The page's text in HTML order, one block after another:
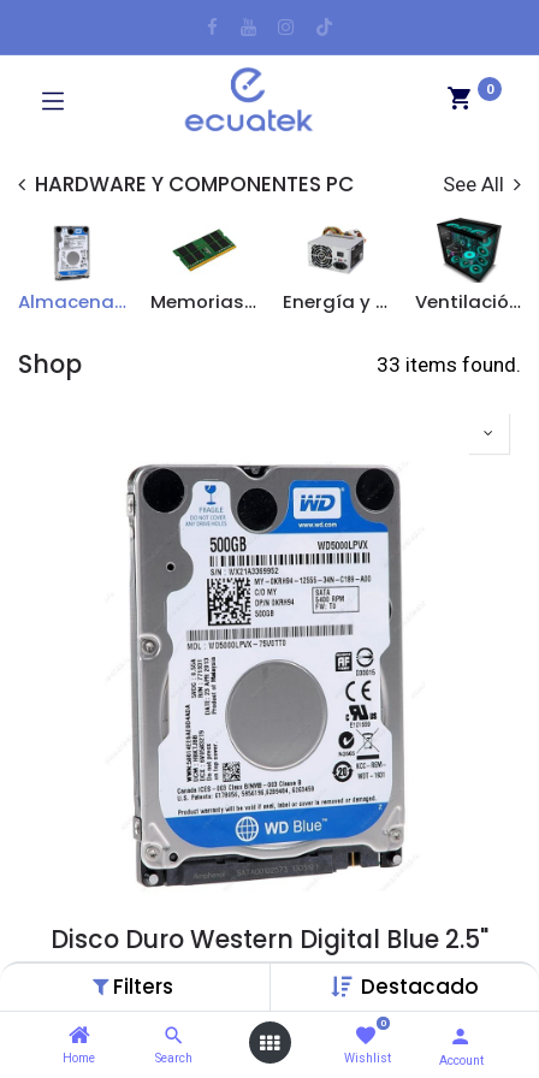
Filters Destacado
Home Search
0
Wishlist Account
0
HARDWARE Y COMPONENTES PC See All
Almacenamiento y lectura Memorias Ram Energía y Chasis Ventilación y gestión térmica
Shop 33 items found.
Disco Duro Western Digital Blue 2.5"
500Gb, Interno
$32,99 $97,75
Disco HDD, 500Gb de almacenamiento, para